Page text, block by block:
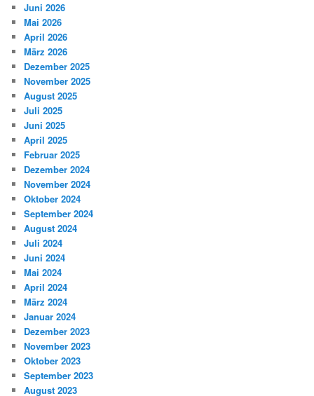
Juni 2026
Mai 2026
April 2026
März 2026
Dezember 2025
November 2025
August 2025
Juli 2025
Juni 2025
April 2025
Februar 2025
Dezember 2024
November 2024
Oktober 2024
September 2024
August 2024
Juli 2024
Juni 2024
Mai 2024
April 2024
März 2024
Januar 2024
Dezember 2023
November 2023
Oktober 2023
September 2023
August 2023